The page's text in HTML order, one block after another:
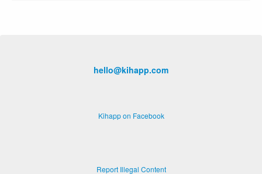
hello@kihapp.com
Kihapp on Facebook
Report Illegal Content